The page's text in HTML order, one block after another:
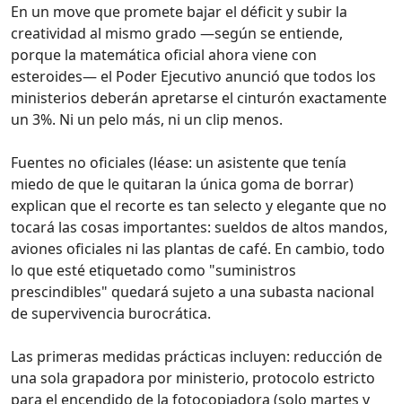
En un move que promete bajar el déficit y subir la
creatividad al mismo grado —según se entiende,
porque la matemática oficial ahora viene con
esteroides— el Poder Ejecutivo anunció que todos los
ministerios deberán apretarse el cinturón exactamente
un 3%. Ni un pelo más, ni un clip menos.
Fuentes no oficiales (léase: un asistente que tenía
miedo de que le quitaran la única goma de borrar)
explican que el recorte es tan selecto y elegante que no
tocará las cosas importantes: sueldos de altos mandos,
aviones oficiales ni las plantas de café. En cambio, todo
lo que esté etiquetado como "suministros
prescindibles" quedará sujeto a una subasta nacional
de supervivencia burocrática.
Las primeras medidas prácticas incluyen: reducción de
una sola grapadora por ministerio, protocolo estricto
para el encendido de la fotocopiadora (solo martes y